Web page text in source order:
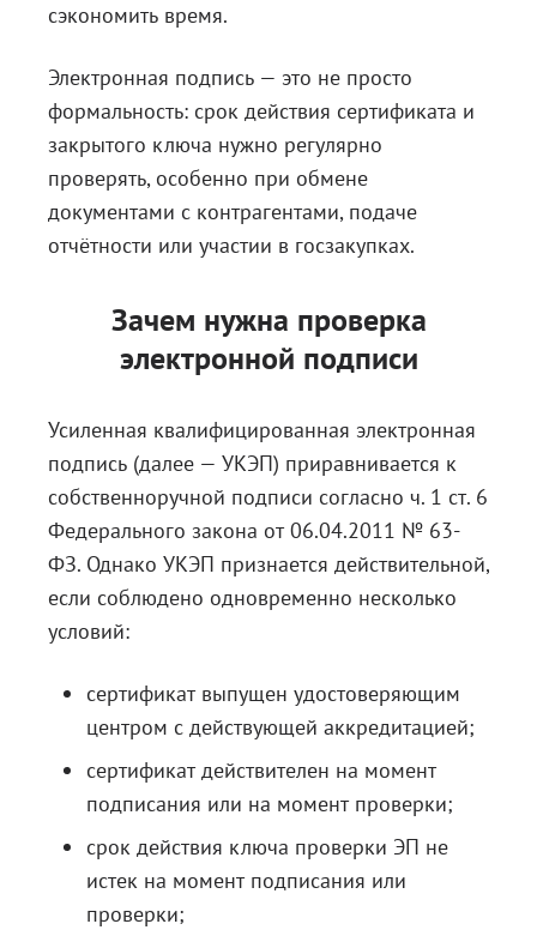
сэкономить время.
Электронная подпись — это не просто
формальность: срок действия сертификата и
закрытого ключа нужно регулярно
проверять, особенно при обмене
документами с контрагентами, подаче
отчётности или участии в госзакупках.
Зачем нужна проверка
электронной подписи
Усиленная квалифицированная электронная
подпись (далее — УКЭП) приравнивается к
собственноручной подписи согласно ч. 1 ст. 6
Федерального закона от 06.04.2011 № 63-
ФЗ. Однако УКЭП признается действительной,
если соблюдено одновременно несколько
условий:
сертификат выпущен удостоверяющим
центром с действующей аккредитацией;
сертификат действителен на момент
подписания или на момент проверки;
срок действия ключа проверки ЭП не
истек на момент подписания или
проверки;